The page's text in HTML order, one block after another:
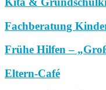
Fachberatung
Frühe Hilfen –
Eltern-Café